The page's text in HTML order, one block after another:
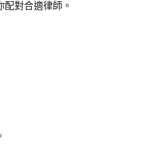
對合適律師。